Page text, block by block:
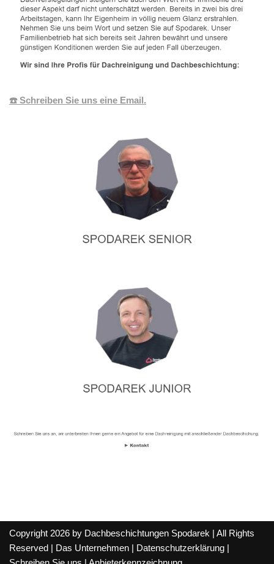
☎️ Schreiben Sie uns eine Email.
Copyright 2026 by Dachbeschichtungen Spodarek | All Rights
Reserved |
Das Unternehmen Datenschutzerklärung